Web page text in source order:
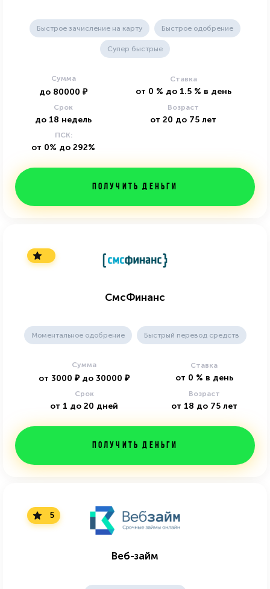
Быстрое зачисление на карту Быстрое одобрение
Супер быстрые
Сумма
до 80000 ₽
Ставка
от 0 % до 1.5 % в день
Срок
до 18 недель
Возраст
от 20 до 75 лет
ПСК:
от 0% до 292%
Получить деньги
СмсФинанс
Моментальное одобрение Быстрый перевод средств
Сумма
от 3000 ₽ до 30000 ₽
Ставка
от 0 % в день
Срок
от 1 до 20 дней
Возраст
от 18 до 75 лет
Получить деньги
5
Веб-займ